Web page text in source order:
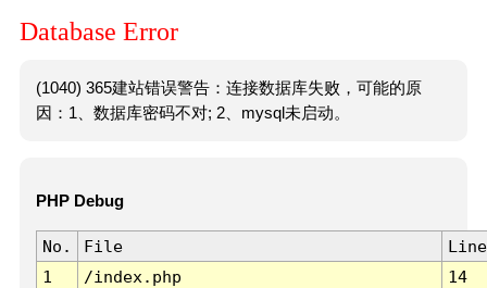
Database Error
(1040) 365建站错误警告：连接数据库失败，可能的原
因：1、数据库密码不对; 2、mysql未启动。
PHP Debug
No. File
Line
1
/index.php 14